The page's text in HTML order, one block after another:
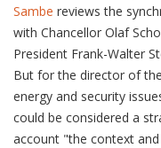
Sambe reviews the
with Chancellor Olaf
President Frank-Walter
But for the director of
energy and security
could be considered a
account "the context